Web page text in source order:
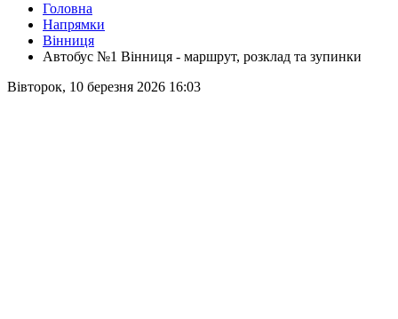
Головна
Напрямки
Вінниця
Автобус №1 Вінниця - маршрут, розклад та зупинки
Вівторок, 10 березня 2026 16:03